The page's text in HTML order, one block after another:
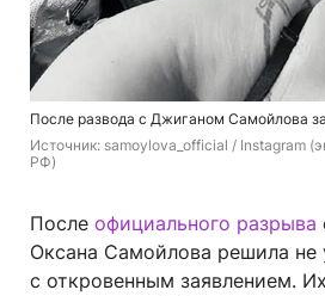
После развода с Джиганом Самойлова
Источник: samoylova_official / Instagram
РФ)
После официального разрыва
Оксана Самойлова решила не
с откровенным заявлением.